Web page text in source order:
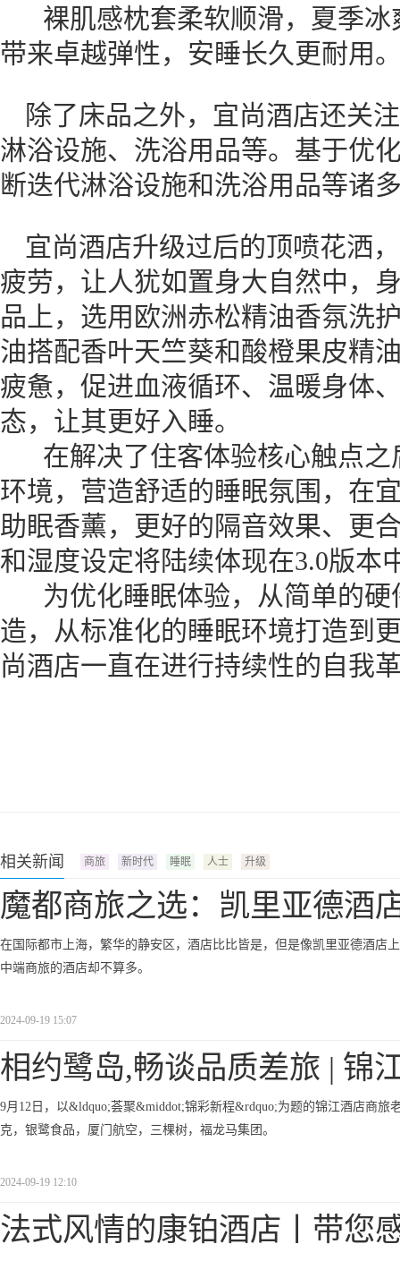
裸肌感枕套柔软顺滑，夏季冰
带来卓越弹性，安睡长久更耐用
除了床品之外，宜尚酒店还关
淋浴设施、洗浴用品等。基于优
断迭代淋浴设施和洗浴用品等诸
宜尚酒店升级过后的顶喷花洒
疲劳，让人犹如置身大自然中，
品上，选用欧洲赤松精油香氛洗
油搭配香叶天竺葵和酸橙果皮精
疲惫，促进血液循环、温暖身体
态，让其更好入睡。
在解决了住客体验核心触点之
环境，营造舒适的睡眠氛围，在
助眠香薰，更好的隔音效果、更
和湿度设定将陆续体现在3.0版本
为优化睡眠体验，从简单的硬
造，从标准化的睡眠环境打造到
尚酒店一直在进行持续性的自我
相关新闻 商旅 新时代 睡眠 人士 升级
魔都商旅之选：凯里亚德酒
在国际都市上海，繁华的静安区，酒店比比皆是，但是像凯里亚德酒店
中端商旅的酒店却不算多。
2024-09-19 15:07
相约鹭岛,畅谈品质差旅 | 锦
9月12日，以&ldquo;荟聚&middot;锦彩新程&rdquo;为题的锦江酒店商
克，银鹭食品，厦门航空，三棵树，福龙马集团。
2024-09-19 12:10
法式风情的康铂酒店丨带您